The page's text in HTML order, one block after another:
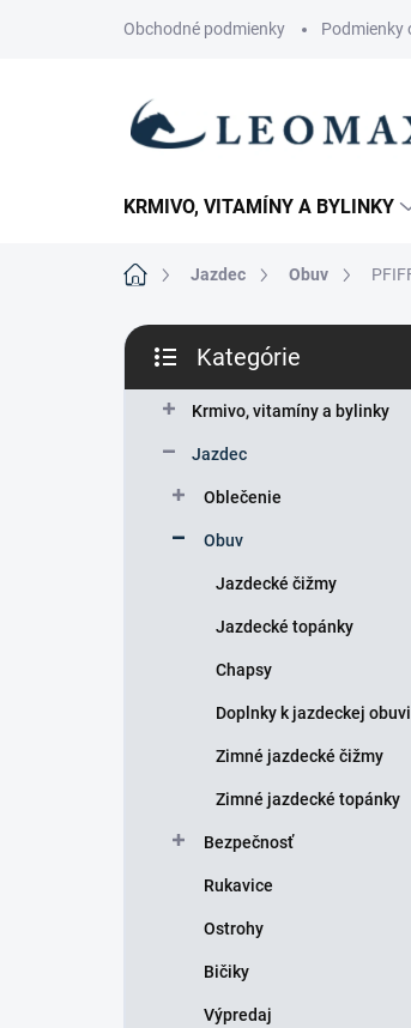
Obchodné podmienky Podmienky
KRMIVO, VITAMÍNY A BYLINKY
DomovJazdec Obuv
B
č
kategórie
Kategórie
Krmivo, vitamíny a bylinky
Jazdec
Oblečenie
Obuv
Jazdecké čižmy
Jazdecké topánky
Chapsy
Doplnky k jazdeckej obuvi
Zimné jazdecké čižmy
Zimné jazdecké topánky
Bezpečnosť
Rukavice
Ostrohy
Bičiky
Výpredaj